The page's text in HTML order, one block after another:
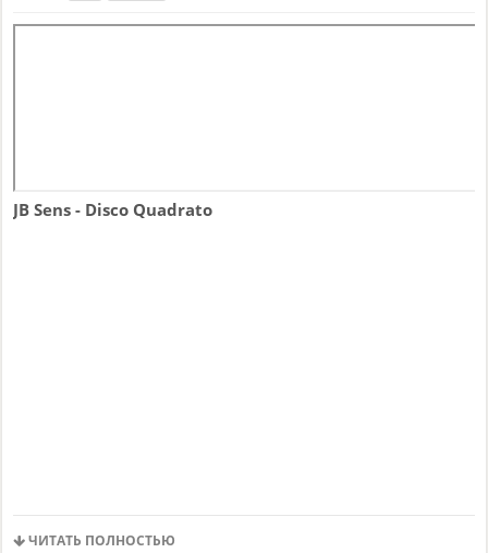
JB Sens - Disco Quadrato
ЧИТАТЬ ПОЛНОСТЬЮ